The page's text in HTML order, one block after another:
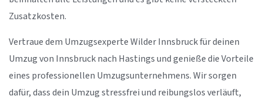
Zusatzkosten.
Vertraue dem Umzugsexperte Wilder Innsbruck für deinen
Umzug von Innsbruck nach Hastings und genieße die Vorteile
eines professionellen Umzugsunternehmens. Wir sorgen
dafür, dass dein Umzug stressfrei und reibungslos verläuft,